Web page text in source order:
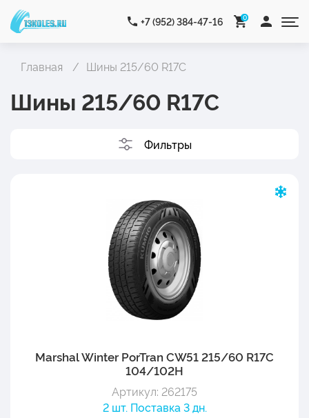
+7 (952) 384-47-16 0
Главная Шины 215/60 R17C
Шины 215/60 R17C
Фильтры
Marshal Winter PorTran CW51 215/60 R17C
104/102H
Артикул: 262175
2 шт. Поставка 3 дн.